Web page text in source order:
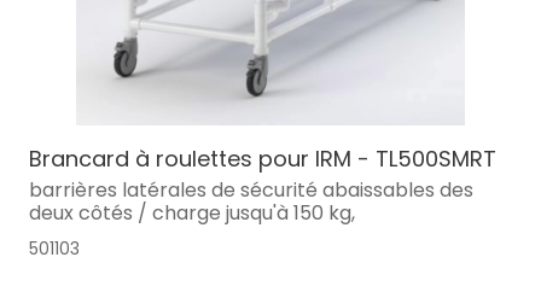
Brancard à roulettes pour IRM - TL500SMRT
barrières latérales de sécurité abaissables des
deux côtés / charge jusqu'à 150 kg,
501103